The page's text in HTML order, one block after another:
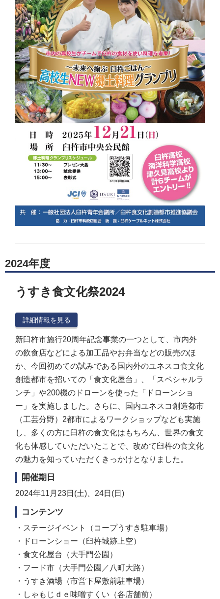
2024年度
うすき食文化祭2024
詳細情報を見る
新臼杵市施行20周年記念事業の一つとして、市内外
の飲食店などによる加工品やお弁当などの販売のほ
か、今回初めての試みである国内外のユネスコ食文化
創造都市を招いての「食文化屋台」、「スペシャルラ
ンチ」や200機のドローンを使った「ドローンショ
ー」を実施しました。さらに、国内ユネスコ創造都市
（工芸分野）2都市によるワークショップなども実施
し、多くの方に臼杵の食文化はもちろん、世界の食文
化も体感していただいたことで、改めて臼杵の食文化
の魅力を知っていただくきっかけとなりました。
開催期日
2024年11月23日(土)、24日(日)
コンテンツ
・ステージイベント（コープうすき駐車場）
・ドローンショー（臼杵城跡上空）
・食文化屋台（大手門公園）
・フード市（大手門公園／八町大路）
・うすき酒場（市営下屋敷前駐車場）
・しゃもじｄｅ味噌すくい（各店舗前）